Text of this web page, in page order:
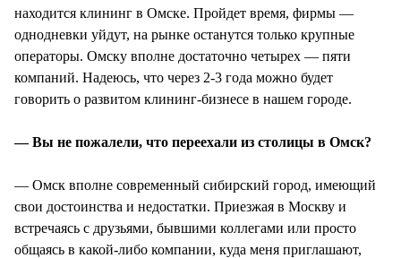
находится клининг в Омске. Пройдет время, фирмы —
однодневки уйдут, на рынке останутся только крупные
операторы. Омску вполне достаточно четырех — пяти
компаний. Надеюсь, что через 2-3 года можно будет
говорить о развитом клининг-бизнесе в нашем городе.
— Вы не пожалели, что переехали из столицы в Омск?
— Омск вполне современный сибирский город, имеющий
свои достоинства и недостатки. Приезжая в Москву и
встречаясь с друзьями, бывшими коллегами или просто
общаясь в какой-либо компании, куда меня приглашают,